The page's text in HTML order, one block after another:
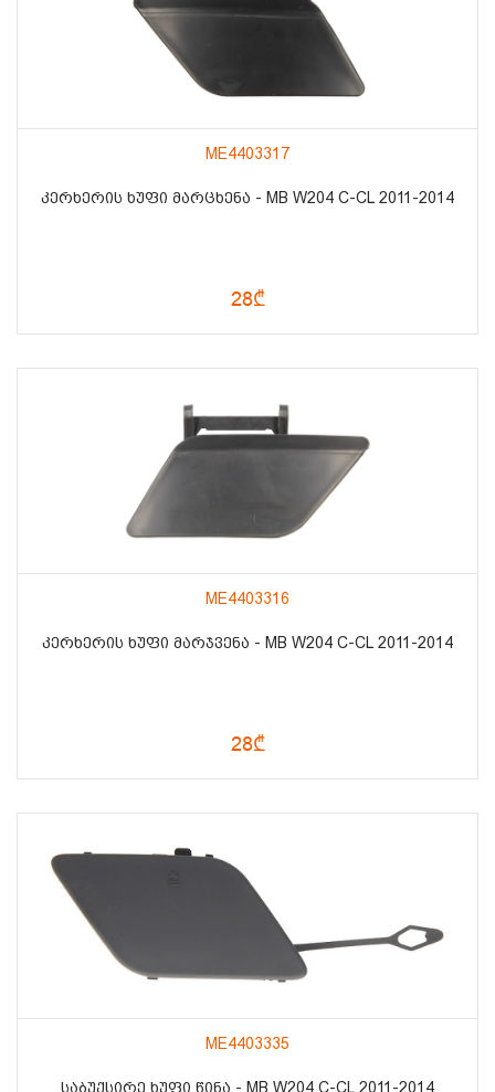
ME4403317
ᲙᲔᲠᲮᲔᲠᲘᲡ ᲮᲣᲤᲘ ᲛᲐᲠᲪᲮᲔᲜᲐ - MB W204 C-CL 2011-2014
28₾
ME4403316
ᲙᲔᲠᲮᲔᲠᲘᲡ ᲮᲣᲤᲘ ᲛᲐᲠᲯᲕᲔᲜᲐ - MB W204 C-CL 2011-2014
28₾
ME4403335
ᲡᲐᲑᲣᲥᲡᲘᲠᲔ ᲮᲣᲤᲘ ᲬᲘᲜᲐ - MB W204 C-CL 2011-2014